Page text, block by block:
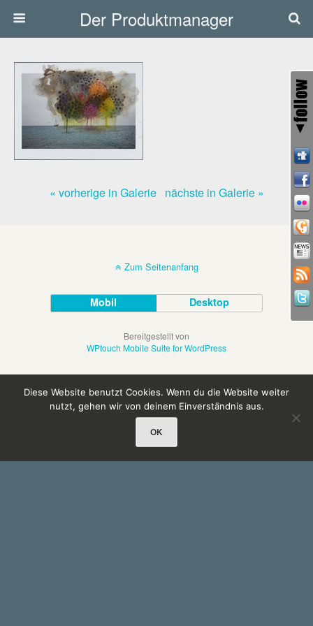
Der Produktmanager
« vorherige in Galerie nächste in Galerie »
Zum Seitenanfang
Mobil Desktop
Bereitgestellt von
WPtouch Mobile Suite for WordPress
Diese Website benutzt Cookies. Wenn du die Website weiter
nutzt, gehen wir von deinem Einverständnis aus.
OK